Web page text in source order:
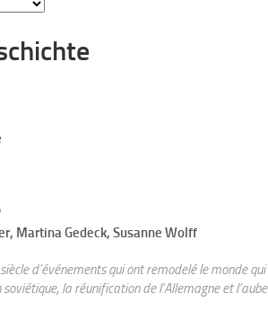
Martina Gedeck, Susanne Wolff
d’événements qui ont remodelé le monde qui
la réunification de l’Allemagne et l’aube